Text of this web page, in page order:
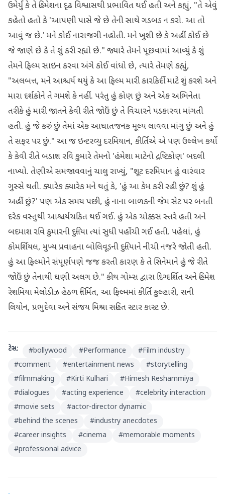
ઉમેર્યું કે તે હિમેશના દૃઢ વિશ્વાસથી પ્રભાવિત થઈ હતી અને કહ્યું, "તે એવું
કહેતો હતો કે 'આપણી પાસે જે છે તેની સાથે ગડબડ ન કરો. આ તો
આવું જ છે.' મને કોઈ નારાજગી નહોતી. મને ખુશી છે કે અહીં કોઈ છે
જે જાણે છે કે તે શું કરી રહ્યો છે." જ્યારે તેમને પૂછવામાં આવ્યું કે શું
તેમને ફિલ્મ સાઇન કરવા અંગે કોઈ વાંધો છે, ત્યારે તેમણે કહ્યું,
"અલબત્ત, મને આશ્ચર્ય થયું કે આ ફિલ્મ મારી કારકિર્દી માટે શું કરશે અને
મારા દર્શકોને તે ગમશે કે નહીં. પરંતુ હું કોણ છું અને એક અભિનેતા
તરીકે હું મારી જાતને કેવી રીતે જોઉં છું તે વિચારને પડકારવા માંગતી
હતી. હું જે કરું છું તેમાં એક આઘાતજનક મૂલ્ય લાવવા માંગુ છું અને હું
તે સફર પર છું." આ જ ઇન્ટરવ્યુ દરમિયાન, કીર્તિએ એ પણ ઉલ્લેખ કર્યો
કે કેવી રીતે બડાશ રવિ કુમારે તેમનો 'હંમેશા માટેનો દ્રષ્ટિકોણ' બદલી
નાખ્યો. તેણીએ સમજાવવાનું ચાલુ રાખ્યું, "શૂટ દરમિયાન હું વારંવાર
ગુસ્સે થતી. ક્યારેક ક્યારેક મને થતું કે, 'હું આ કેમ કરી રહી છું? શું હું
અહીં છું?' પણ એક સમય પછી, હું નાના બાળકની જેમ સેટ પર બનતી
દરેક વસ્તુથી આશ્ચર્યચકિત થઈ ગઈ. હું એક ચોક્કસ સ્તરે હતી અને
બદમાશ રવિ કુમારની દુનિયા ત્યાં સુધી પહોંચી ગઈ હતી. પહેલાં, હું
કોમર્શિયલ, મુખ્ય પ્રવાહના બોલિવૂડની દુનિયાને નીચી નજરે જોતી હતી.
હું આ ફિલ્મોને સંપૂર્ણપણે જજ કરતી કારણ કે તે સિનેમાને હું જે રીતે
જોઉં છું તેનાથી ઘણી અલગ છે." કીથ ગોમ્સ દ્વારા દિગ્દર્શિત અને હિમેશ
રેશમિયા મેલોડીઝ હેઠળ નિર્મિત, આ ફિલ્મમાં કીર્તિ કુલ્હારી, સની
લિયોન, પ્રભુદેવા અને સંજય મિશ્રા સહિત સ્ટાર કાસ્ટ છે.
ટેગ્સ: #bollywood #Performance #Film industry
#comment #entertainment news #storytelling
#filmmaking #Kirti Kulhari #Himesh Reshammiya
#dialogues #acting experience #celebrity interaction
#movie sets #actor-director dynamic
#behind the scenes #industry anecdotes
#career insights #cinema #memorable moments
#professional advice